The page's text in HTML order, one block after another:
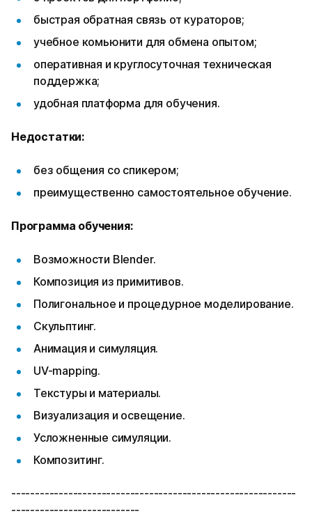
быстрая обратная связь от кураторов;
учебное комьюнити для обмена опытом;
оперативная и круглосуточная техническая
поддержка;
удобная платформа для обучения.
Недостатки:
без общения со спикером;
преимущественно самостоятельное обучение.
Программа обучения:
Возможности Blender.
Композиция из примитивов.
Полигональное и процедурное моделирование.
Скульптинг.
Анимация и симуляция.
UV-mapping.
Текстуры и материалы.
Визуализация и освещение.
Усложненные симуляции.
Композитинг.
------------------------------------------------------------
---------------------------